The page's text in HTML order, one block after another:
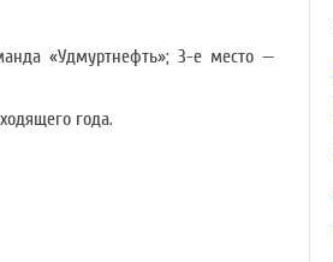
«Удмуртнефть»; 3-е место —
года.